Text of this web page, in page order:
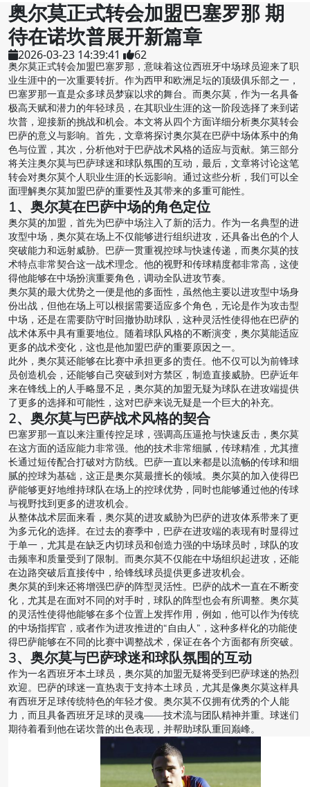
奥尔莫正式转会加盟巴塞罗那 期
待在诺坎普展开新篇章
2026-03-23 14:39:41 62
奥尔莫正式转会加盟巴塞罗那，意味着这位西班牙中场球员迎来了职
业生涯中的一次重要转折。作为西甲和欧洲足坛的顶级俱乐部之一，
巴塞罗那一直是众多球员梦寐以求的舞台。而奥尔莫，作为一名具备
极高天赋和潜力的年轻球员，在其职业生涯的这一阶段选择了来到诺
坎普，迎接新的挑战和机会。本文将从四个方面详细分析奥尔莫转会
巴萨的意义与影响。首先，文章将探讨奥尔莫在巴萨中场体系中的角
色与位置，其次，分析他对于巴萨战术风格的适应与贡献。第三部分
将关注奥尔莫与巴萨球迷和球队氛围的互动，最后，文章将讨论这笔
转会对奥尔莫个人职业生涯的长远影响。通过这些分析，我们可以全
面理解奥尔莫加盟巴萨的重要性及其带来的多重可能性。
1、奥尔莫在巴萨中场的角色定位
奥尔莫的加盟，首先为巴萨中场注入了新的活力。作为一名典型的进
攻型中场，奥尔莫在场上不仅能够进行组织进攻，还具备出色的个人
突破能力和远射威胁。巴萨一贯重视控球与快速传递，而奥尔莫的技
术特点非常契合这一战术理念。他的视野和传球精度都非常高，这使
得他能够在中场扮演重要角色，调动全队进攻节奏。
奥尔莫的最大优势之一便是他的多面性，虽然他主要以进攻型中场身
份出战，但他在场上可以根据需要适应多个角色，无论是作为攻击型
中场，还是在需要防守时回撤协助球队，这种灵活性使得他在巴萨的
战术体系中具有重要地位。随着球队风格的不断演变，奥尔莫能适应
更多的战术变化，这也是他加盟巴萨的重要原因之一。
此外，奥尔莫还能够在比赛中承担更多的责任。他不仅可以为前锋球
员创造机会，还能够自己突破到对方禁区，制造直接威胁。巴萨近年
来在锋线上的人手略显不足，奥尔莫的加盟无疑为球队在进攻端提供
了更多的选择和可能性，这对巴萨来说无疑是一个巨大的补充。
2、奥尔莫与巴萨战术风格的契合
巴塞罗那一直以来注重传控足球，强调高压逼抢与快速反击，奥尔莫
在这方面的适应能力非常强。他的技术非常细腻，传球精准，尤其擅
长通过短传配合打破对方防线。巴萨一直以来都是以流畅的传球和细
腻的控球为基础，这正是奥尔莫最擅长的领域。奥尔莫的加入使得巴
萨能够更好地维持球队在场上的控球优势，同时也能够通过他的传球
与视野找到更多的进攻机会。
从整体战术层面来看，奥尔莫的进攻威胁为巴萨的进攻体系带来了更
为多元化的选择。在过去的赛季中，巴萨在进攻端的表现有时显得过
于单一，尤其是在缺乏内切球员和创造力强的中场球员时，球队的攻
击频率和质量受到了限制。而奥尔莫不仅能在中场组织起进攻，还能
在边路突破后直接传中，给锋线球员提供更多进攻机会。
奥尔莫的到来还将增强巴萨的阵型灵活性。巴萨的战术一直在不断变
化，尤其是在面对不同的对手时，球队的阵型也会有所调整。奥尔莫
的灵活性使得他能够在多个位置上发挥作用，例如，他可以作为传统
的中场指挥官，或者作为进攻推进的“自由人”，这种多样化的功能使
得巴萨能够在不同的比赛中调整战术，保证在各个方面都有所突破。
3、奥尔莫与巴萨球迷和球队氛围的互动
作为一名西班牙本土球员，奥尔莫的加盟无疑将受到巴萨球迷的热烈
欢迎。巴萨的球迷一直热衷于支持本土球员，尤其是像奥尔莫这样具
有西班牙足球传统特色的年轻才俊。奥尔莫不仅拥有优秀的个人能
力，而且具备西班牙足球的灵魂——技术流与团队精神并重。球迷们
期待着看到他在诺坎普的出色表现，并帮助球队重回巅峰。